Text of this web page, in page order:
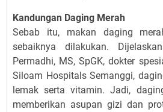
Kandungan Daging Merah
Sebab itu, makan daging
sebaiknya dilakukan.
Permadhi, MS, SpGK, dokter
Siloam Hospitals Semanggi,
lemak serta vitamin. Jadi,
memberikan asupan gizi dan